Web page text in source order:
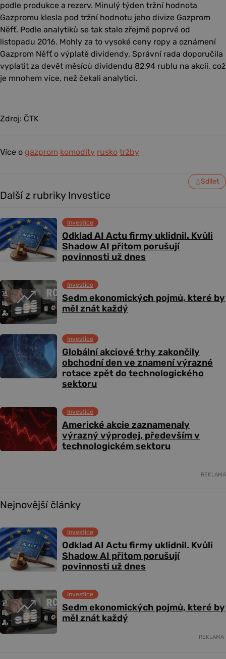
podle produkce a rezerv. Minulý týden tržní hodnota
Gazpromu klesla pod tržní hodnotu jeho divize Gazprom
Něfť. Podle analytiků se tak stalo zřejmě poprvé od
listopadu 2016. Mohly za to vysoké ceny ropy a oznámení
Gazprom Něfť o výplatě dividendy. Správní rada doporučila
vyplatit za devět měsíců dividendu 82,94 rublu na akcii, což
je mnohem více, než čekali analytici.
Zdroj: ČTK
Více o gazprom komodity rusko tržby
Sdílet
Další z rubriky Investice
Odklad AI Actu firmy uklidnil. Kvůli
Shadow AI přitom porušují
povinnosti už dnes
Investice
Sedm ekonomických pojmů, které by
měl znát každý
Investice
Globální akciové trhy zakončily
obchodní den ve znamení výrazné
rotace zpět do technologického
sektoru
Investice
Americké akcie zaznamenaly
výrazný výprodej, především v
technologickém sektoru
Investice
REKLAMA
Nejnovější články
Odklad AI Actu firmy uklidnil. Kvůli
Shadow AI přitom porušují
povinnosti už dnes
Investice
Sedm ekonomických pojmů, které by
měl znát každý
Investice
REKLAMA